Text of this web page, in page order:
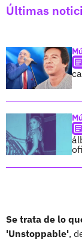
Últimas
Se trata de lo
'Unstoppable',